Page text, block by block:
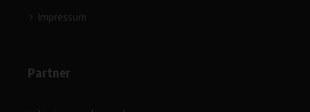
Impressum
Partner